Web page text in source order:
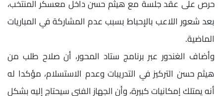
حرص على عقد جلسة مع هيثم حسن داخل معسكر المنتخب،
بعد شعور اللاعب بالإحباط بسبب عدم المشاركة في المباريات
الماضية.
وأضاف الغندور عبر برنامج ستاد المحور، أن صلاح طلب من
هيثم حسن التركيز في التدريبات وعدم الاستسلام، مؤكدا له
أنه يمتلك إمكانيات كبيرة، وأن الجهاز الفني سيحتاج إليه بشكل